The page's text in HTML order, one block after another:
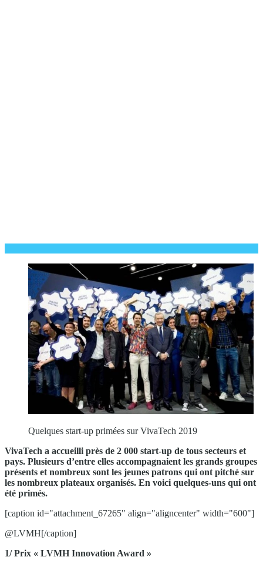
Quelques start-up primées sur VivaTech 2019
VivaTech a accueilli près de 2 000 start-up de tous secteurs et
pays. Plusieurs d’entre elles accompagnaient les grands groupes
présents et nombreux sont les jeunes patrons qui ont pitché sur
les nombreux plateaux organisés. En voici quelques-uns qui ont
été primés.
[caption id="attachment_67265" align="aligncenter" width="600"]
@LVMH[/caption]
1/ Prix « LVMH Innovation Award »